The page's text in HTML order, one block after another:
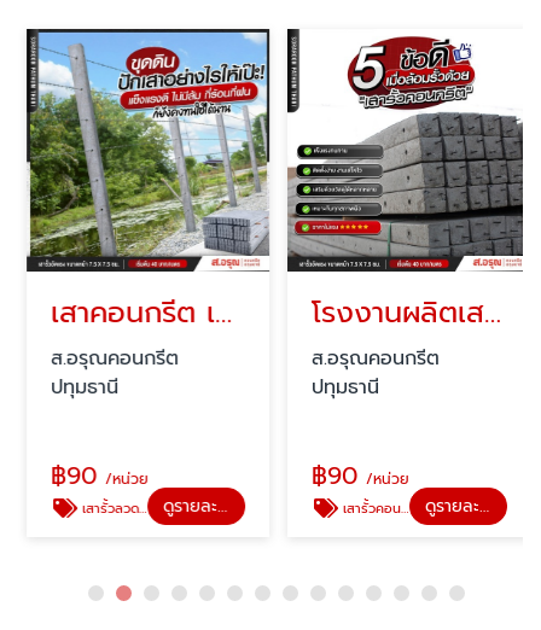
เสาคอนกรีต เสารั้วลวดหนามสำเร็จรูป ราคาส่ง
ส.อรุณคอนกรีต
ปทุมธานี
฿90 /หน่วย
เสารั้วลวดหนาม ดูรายละเอียด
โรงงานผลิตเสารั้วสำเร็จรูปคอนกรีต ราคาถูก
ส.อรุณคอนกรีต
ปทุมธานี
฿90 /หน่วย
เสารั้วคอนกรีตสำเร็จรูป ดูรายละเอียด